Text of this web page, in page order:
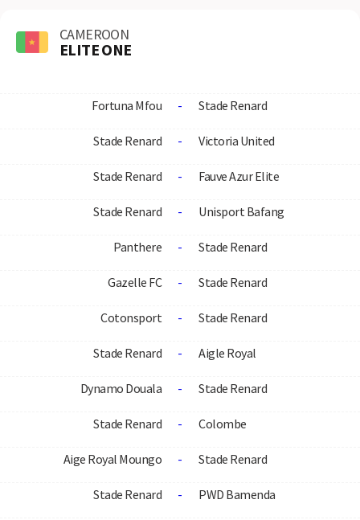
CAMEROON
ELITE ONE
Fortuna Mfou - Stade Renard
Stade Renard - Victoria United
Stade Renard - Fauve Azur Elite
Stade Renard - Unisport Bafang
Panthere - Stade Renard
Gazelle FC - Stade Renard
Cotonsport - Stade Renard
Stade Renard - Aigle Royal
Dynamo Douala - Stade Renard
Stade Renard - Colombe
Aige Royal Moungo - Stade Renard
Stade Renard - PWD Bamenda